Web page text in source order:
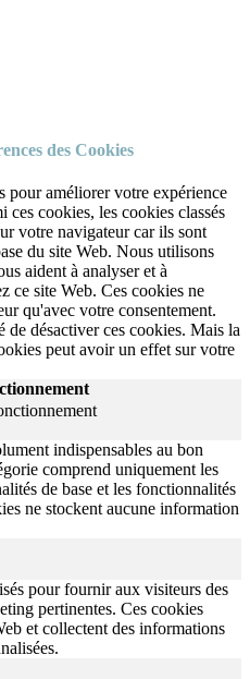
des Cookies
améliorer votre expérience
ces cookies, les cookies classés
votre navigateur car ils sont
du site Web. Nous utilisons
aident à analyser et à
ce site Web. Ces cookies ne
qu'avec votre consentement.
de désactiver ces cookies. Mais la
peut avoir un effet sur votre
indispensables au bon
comprend uniquement les
de base et les fonctionnalités
ne stockent aucune information
pour fournir aux visiteurs des
pertinentes. Ces cookies
et collectent des informations